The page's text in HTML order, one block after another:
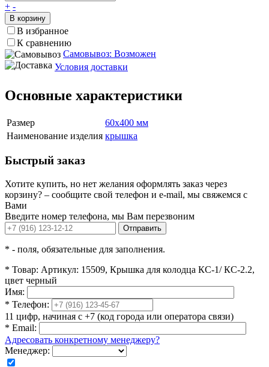
+ -
В корзину
В избранное
К сравнению
Самовывоз: Возможен
Условия доставки
Основные характеристики
Размер
60x400 мм
Наименование изделия крышка
Быстрый заказ
Хотите купить, но нет желания оформлять заказ через
корзину? – сообщите свой телефон и e-mail, мы свяжемся с
Вами
Введите номер телефона, мы Вам перезвоним
Отправить
* - поля, обязательные для заполнения.
* Товар: Артикул: 15509, Крышка для колодца КС-1/ КС-2.2,
цвет черный
Имя:
* Телефон:
11 цифр, начиная с +7 (код города или оператора связи)
* Email:
Адресовать конкретному менеджеру?
Менеджер: